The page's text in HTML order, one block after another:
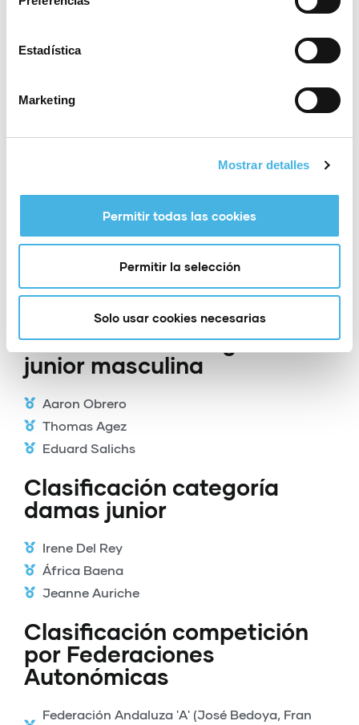
Estadística
Marketing
Mostrar detalles
Permitir todas las cookies
Permitir la selección
Solo usar cookies necesarias
Clasificación general
José Luis Rodríguez
Clasificación general
Fátima Gálvez
Clasificación categoría
junior masculina
Aaron Obrero
Thomas Agez
Eduard Salichs
Clasificación categoría
damas junior
Irene Del Rey
África Baena
Jeanne Auriche
Clasificación competición
por Federaciones
Autonómicas
Federación Andaluza 'A' (José Bedoya, Fran